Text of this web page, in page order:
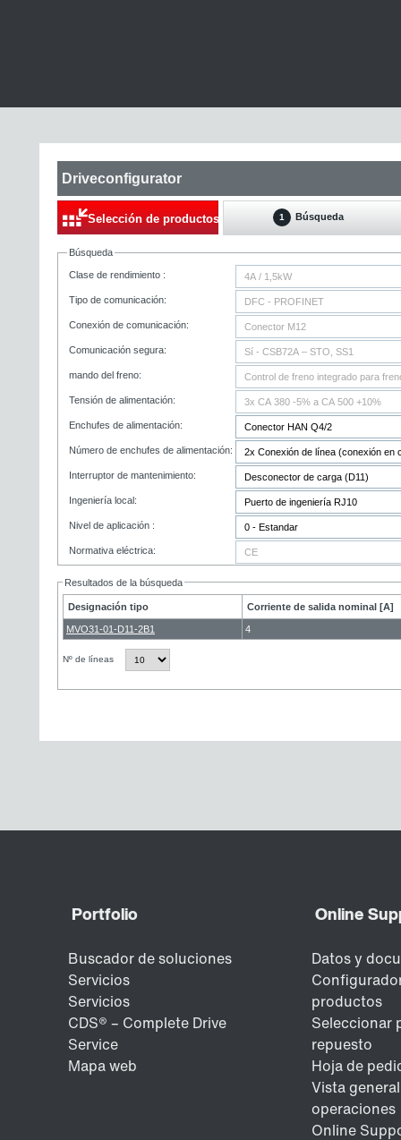
Driveconfigurator
Selección de productos 1 Búsqueda
Búsqueda
Clase de rendimiento :
Tipo de comunicación:
Conexión de comunicación:
Comunicación segura:
mando del freno:
Tensión de alimentación:
Enchufes de alimentación:
Número de enchufes de alimentación:
Interruptor de mantenimiento:
Ingeniería local:
Nivel de aplicación :
Normativa eléctrica:
Resultados de la búsqueda
Designación tipo Corriente de salida nominal [A]
MVO31-01-D11-2B1 4
Nº de líneas